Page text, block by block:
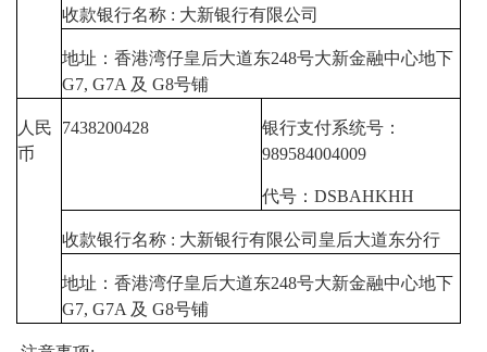
收款银行名称 : 大新银行有限公司
地址：香港湾仔皇后大道东248号大新金融中心地下
G7, G7A 及 G8号铺
人民
币
7438200428
银行支付系统号：
989584004009
代号：DSBAHKHH
收款银行名称 : 大新银行有限公司皇后大道东分行
地址：香港湾仔皇后大道东248号大新金融中心地下
G7, G7A 及 G8号铺